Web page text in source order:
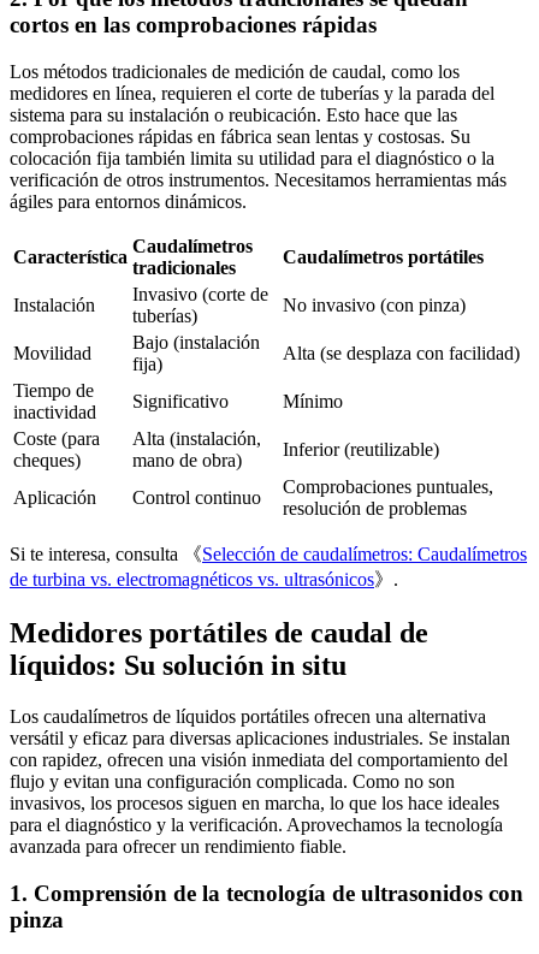
cortos en las comprobaciones rápidas
Los métodos tradicionales de medición de caudal, como los
medidores en línea, requieren el corte de tuberías y la parada del
sistema para su instalación o reubicación. Esto hace que las
comprobaciones rápidas en fábrica sean lentas y costosas. Su
colocación fija también limita su utilidad para el diagnóstico o la
verificación de otros instrumentos. Necesitamos herramientas más
ágiles para entornos dinámicos.
Característica
Caudalímetros
tradicionales
Caudalímetros portátiles
Instalación
Invasivo (corte de
tuberías)
No invasivo (con pinza)
Movilidad
Bajo (instalación
fija)
Alta (se desplaza con facilidad)
Tiempo de
inactividad
Significativo
Mínimo
Coste (para
cheques)
Alta (instalación,
mano de obra)
Inferior (reutilizable)
Aplicación Control continuo
Comprobaciones puntuales,
resolución de problemas
Si te interesa, consulta 《Selección de caudalímetros: Caudalímetros
de turbina vs. electromagnéticos vs. ultrasónicos》.
Medidores portátiles de caudal de
líquidos: Su solución in situ
Los caudalímetros de líquidos portátiles ofrecen una alternativa
versátil y eficaz para diversas aplicaciones industriales. Se instalan
con rapidez, ofrecen una visión inmediata del comportamiento del
flujo y evitan una configuración complicada. Como no son
invasivos, los procesos siguen en marcha, lo que los hace ideales
para el diagnóstico y la verificación. Aprovechamos la tecnología
avanzada para ofrecer un rendimiento fiable.
1. Comprensión de la tecnología de ultrasonidos con
pinza